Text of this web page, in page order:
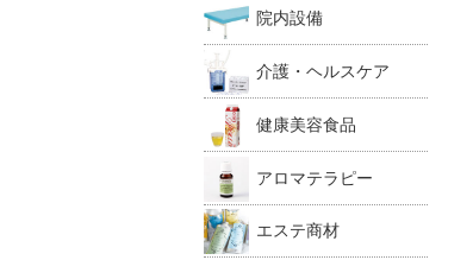
院内設備
介護・ヘルスケア
健康美容食品
アロマテラピー
エステ商材